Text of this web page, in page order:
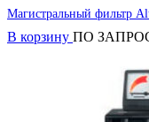
Магистральный фильтр
В корзину ПО